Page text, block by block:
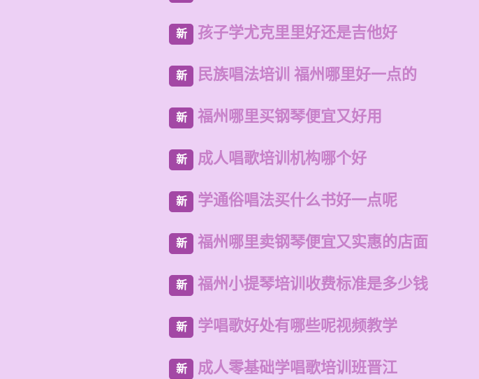
新 孩子学尤克里里好还是吉他好
新 民族唱法培训 福州哪里好一点的
新 福州哪里买钢琴便宜又好用
新 成人唱歌培训机构哪个好
新 学通俗唱法买什么书好一点呢
新 福州哪里卖钢琴便宜又实惠的店面
新 福州小提琴培训收费标准是多少钱
新 学唱歌好处有哪些呢视频教学
新 成人零基础学唱歌培训班晋江